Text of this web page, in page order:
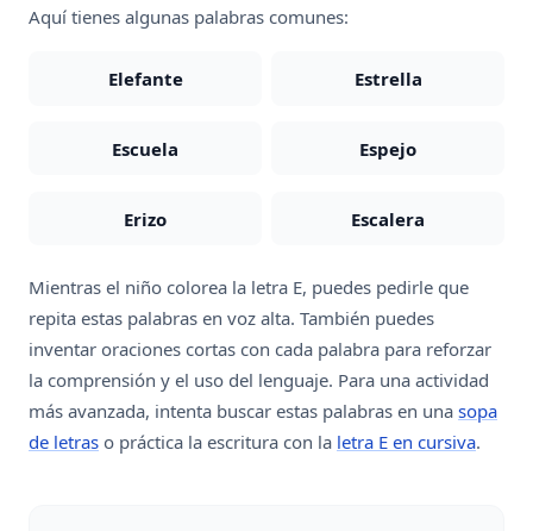
Aquí tienes algunas palabras comunes:
Elefante Estrella
Escuela Espejo
Erizo Escalera
Mientras el niño colorea la letra E, puedes pedirle que
repita estas palabras en voz alta. También puedes
inventar oraciones cortas con cada palabra para reforzar
la comprensión y el uso del lenguaje. Para una actividad
más avanzada, intenta buscar estas palabras en una sopa
de letras o práctica la escritura con la letra E en cursiva.